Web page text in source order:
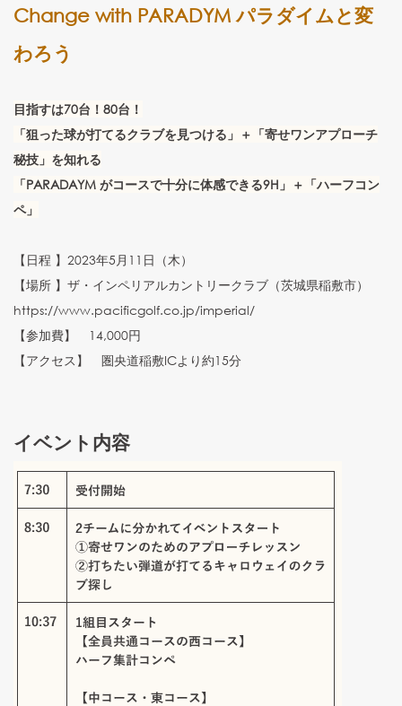
Change with PARADYM パラダイムと変
わろう
目指すは70台！80台！
「狙った球が打てるクラブを見つける」＋「寄せワンアプローチ
秘技」を知れる
「PARADAYM がコースで十分に体感できる9H」＋「ハーフコン
ペ」
【日程 】2023年5月11日（木）
【場所 】ザ・インペリアルカントリークラブ（茨城県稲敷市）
https://www.pacificgolf.co.jp/imperial/
【参加費】 14,000円
【アクセス】 圏央道稲敷ICより約15分
イベント内容